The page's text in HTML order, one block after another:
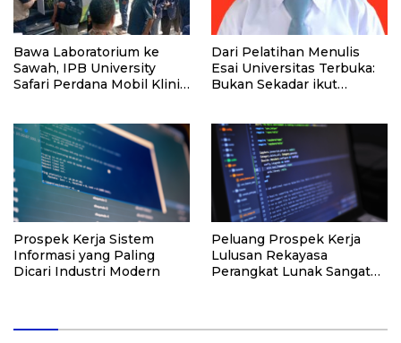
Bawa Laboratorium ke
Sawah, IPB University
Safari Perdana Mobil Klinik
Dari Pelatihan Menulis
Esai Universitas Terbuka:
Bukan Sekadar ikut
Prospek Kerja Sistem
Informasi yang Paling
Dicari Industri Modern
Peluang Prospek Kerja
Lulusan Rekayasa
Perangkat Lunak Sangat